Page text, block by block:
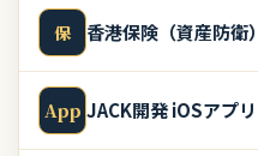
保 香港保険（資産防衛）
App JACK開発 iOSアプリ